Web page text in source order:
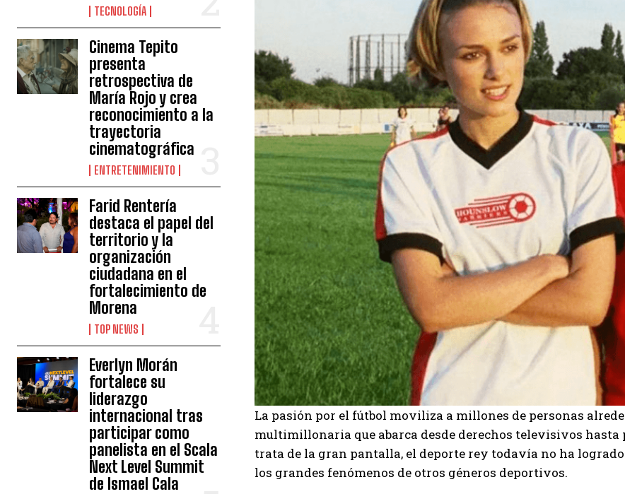
TECNOLOGÍA
Cinema Tepito
presenta
retrospectiva de
María Rojo y crea
reconocimiento a la
trayectoria
cinematográfica
ENTRETENIMIENTO
Farid Rentería
destaca el papel del
territorio y la
organización
ciudadana en el
fortalecimiento de
Morena
TOP NEWS
Everlyn Morán
fortalece su
liderazgo
internacional tras
participar como
panelista en el Scala
Next Level Summit
de Ismael Cala
La pasión por el fútbol moviliza a millones de personas
multimillonaria que abarca desde derechos televisivos hasta
trata de la gran pantalla, el deporte rey todavía no ha
los grandes fenómenos de otros géneros deportivos.